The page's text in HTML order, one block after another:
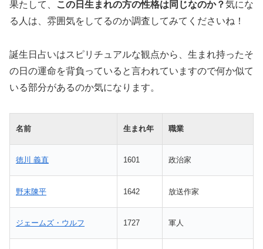
果たして、 この日生まれの方の性格は同じなのか？気にな
る人は、雰囲気をしてるのか調査してみてくださいね！
誕生日占いはスピリチュアルな観点から、生まれ持ったそ
の日の運命を背負っていると言われていますので何か似て
いる部分があるのか気になります。
名前 生まれ年 職業
徳川 義直 1601 政治家
野末陳平 1642 放送作家
ジェームズ・ウルフ 1727 軍人